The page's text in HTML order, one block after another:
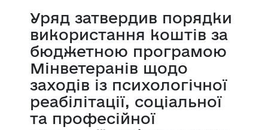
Уряд затвердив порядки
використання коштів за
бюджетною програмою
Мінветеранів щодо
заходів із психологічної
реабілітації, соціальної
та професійної